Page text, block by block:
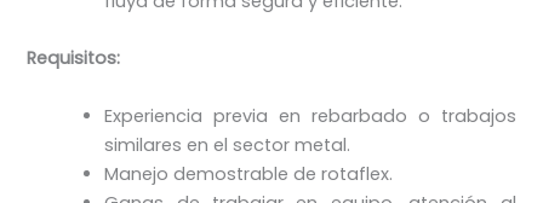
Requisitos:
Experiencia previa en rebarbado o trabajos
similares en el sector metal.
Manejo demostrable de rotaflex.